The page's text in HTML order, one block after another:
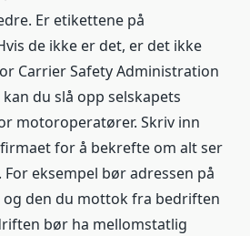
Er etikettene på
de ikke er det, er det ikke
Carrier Safety Administration
du slå opp selskapets
motoroperatører. Skriv inn
for å bekrefte om alt ser
eksempel bør adressen på
og den du mottok fra bedriften
bør ha mellomstatlig